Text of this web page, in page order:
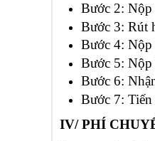
Bước 2: Nộp
Bước 3: Rút
Bước 4: Nộp
Bước 5:
Bước 6:
Bước 7:
IV/ PHÍ